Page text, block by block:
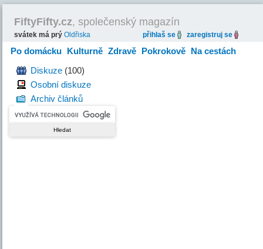
FiftyFifty.cz, společenský magazín
svátek má prýOldřiska přihlaš se zaregistruj se
Po domácku Kulturně Zdravě Pokrokově Na cestách
HravěDiskuze (100)
Osobní diskuze
Archiv článků